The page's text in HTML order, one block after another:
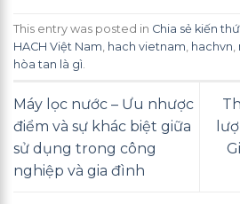
This entry was posted in Chia sẻ kiến
HACH Việt Nam hach vietnam hachvn
hòa tan là gì
Máy lọc nước – Ưu nhược
điểm và sự khác biệt giữa
sử dụng trong công
nghiệp và gia đình